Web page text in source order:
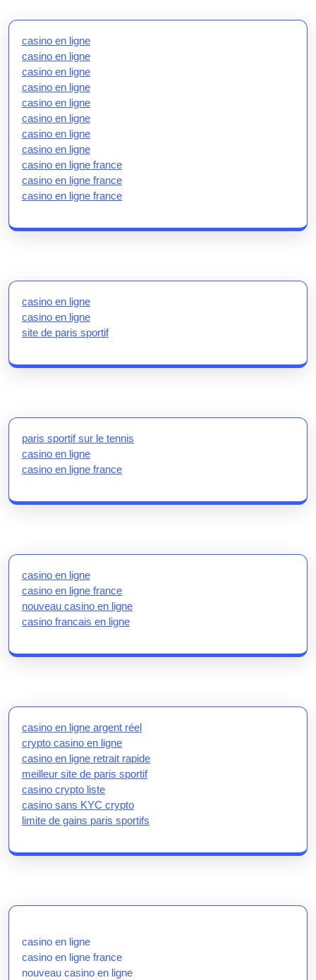
casino en ligne
casino en ligne
casino en ligne
casino en ligne
casino en ligne
casino en ligne
casino en ligne
casino en ligne
casino en ligne france
casino en ligne france
casino en ligne france
casino en ligne
casino en ligne
site de paris sportif
paris sportif sur le tennis
casino en ligne
casino en ligne france
casino en ligne
casino en ligne france
nouveau casino en ligne
casino francais en ligne
casino en ligne argent réel
crypto casino en ligne
casino en ligne retrait rapide
meilleur site de paris sportif
casino crypto liste
casino sans KYC crypto
limite de gains paris sportifs
casino en ligne
casino en ligne france
nouveau casino en ligne